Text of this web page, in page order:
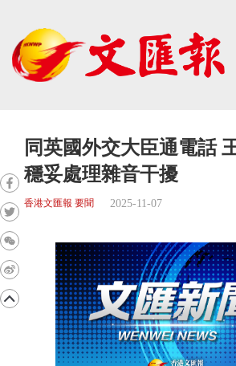
同英國外交大臣通電話
穩妥處理雜音干擾
香港文匯報 要聞 2025-11-07